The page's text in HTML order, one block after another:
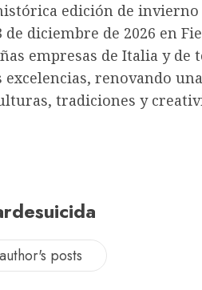
edición de
diciembre de 2026 en
empresas de Italia y de
renovando
tradiciones y
posts